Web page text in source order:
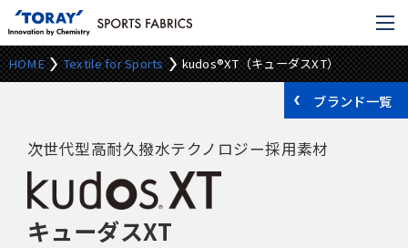
HOME Textile for Sports kudos®XT（キューダスXT）
ブランド一覧
次世代型高耐久撥水テクノロジー採用素材
キューダスXT